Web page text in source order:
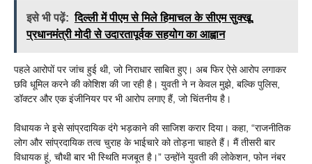
इसे भी पढ़ें: दिल्ली में पीएम से मिले हिमाचल के सीएम सुक्खू,
प्रधानमंत्री मोदी से उदारतापूर्वक सहयोग का आह्वान
पहले आरोपों पर जांच हुई थी, जो निराधार साबित हुए। अब फिर ऐसे आरोप लगाकर
छवि धूमिल करने की कोशिश की जा रही है। युवती ने न केवल मुझे, बल्कि पुलिस,
डॉक्टर और एक इंजीनियर पर भी आरोप लगाए हैं, जो चिंतनीय है।
विधायक ने इसे सांप्रदायिक दंगे भड़काने की साजिश करार दिया। कहा, “राजनीतिक
लोग और सांप्रदायिक तत्व चुराह के भाईचारे को तोड़ना चाहते हैं। मैं तीसरी बार
विधायक हूं, चौथी बार भी स्थिति मजबूत है।” उन्होंने युवती की लोकेशन, फोन नंबर